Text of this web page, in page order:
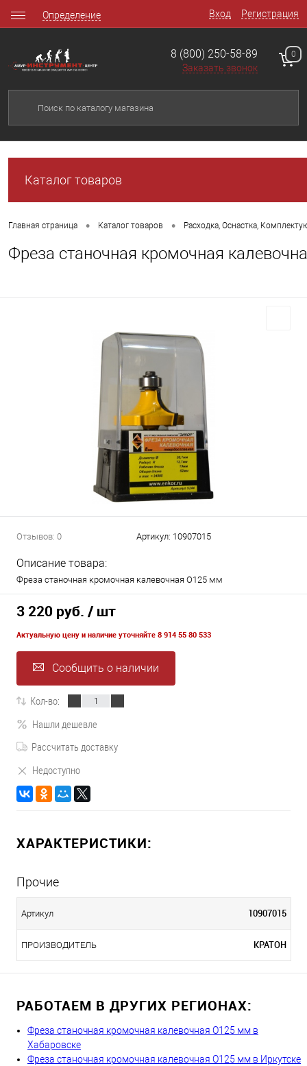
Вход Регистрация
Определение
8 (800) 250-58-89
Заказать звонок
0
Каталог товаров
Главная страница • Каталог товаров • Расходка, Оснастка,
Фреза станочная кромочная
Отзывов: 0 Артикул: 10907015
Описание товара:
Фреза станочная кромочная калевочная О125 мм
3 220 руб. / шт
Актуальную цену и наличие уточняйте 8 914 55 80 533
Сообщить о наличии
Кол-во:
Нашли дешевле
Рассчитать доставку
Недоступно
ХАРАКТЕРИСТИКИ:
Прочие
Артикул 10907015
ПРОИЗВОДИТЕЛЬ КРАТОН
РАБОТАЕМ В ДРУГИХ РЕГИОНАХ:
Фреза станочная кромочная калевочная О125 мм в
Хабаровске
Фреза станочная кромочная калевочная О125 мм в Иркутске